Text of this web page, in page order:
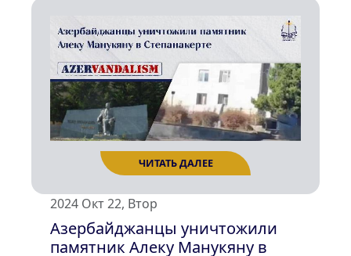
2024 Окт 22, Втор
Азербайджанцы уничтожили
памятник Алеку Манукяну в